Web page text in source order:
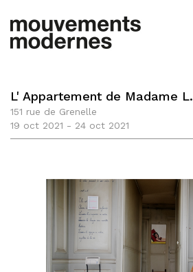
au
contenu
L' Appartement de Madame L.
151 rue de Grenelle
19 oct 2021 - 24 oct 2021